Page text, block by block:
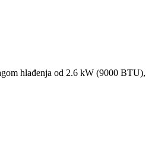
hlađenja od 2.6 kW (9000 BTU),